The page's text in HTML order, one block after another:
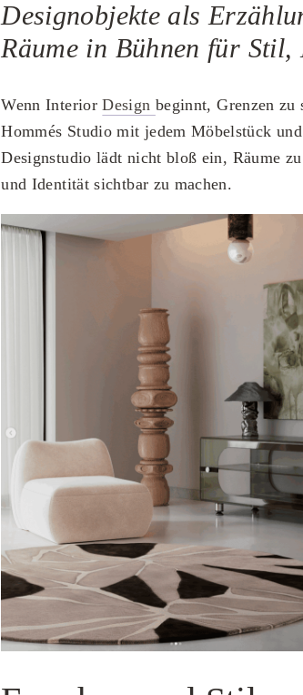
Designobjekte als
Räume in Bühnen für
Wenn InteriorDesign beginnt, Grenzen zu
Hommés Studio mit jedem Möbelstück
Designstudio lädt nicht bloß ein, Räume
und Identität sichtbar zu machen.